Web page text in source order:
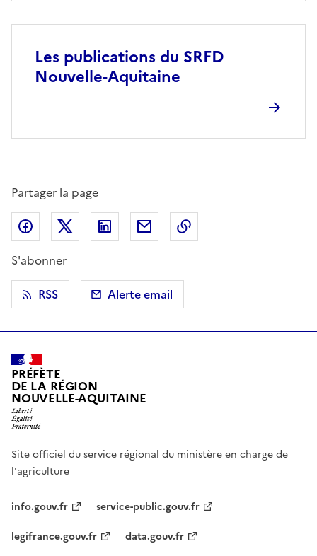
Les publications du SRFD
Nouvelle-Aquitaine
Partager la page
Partager sur Facebook
Partager sur X (anciennement Twitter)
Partager sur LinkedIn
Partager par email
S'abonner
RSS
Alerte email
PRÉFÈTE
DE LA RÉGION
NOUVELLE-AQUITAINE
Site officiel du service régional du ministère en charge de
l'agriculture
info.gouv.fr
service-public.gouv.fr
legifrance.gouv.fr
data.gouv.fr